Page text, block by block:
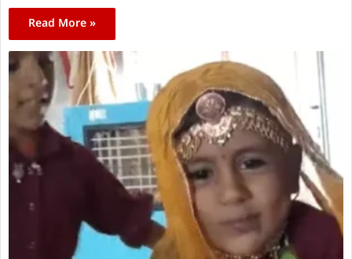
Read More »